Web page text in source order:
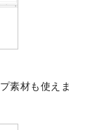
プレート
ンテンプレート
素材も使えま